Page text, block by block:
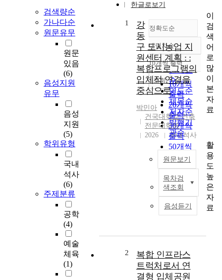
검색량순
가나다순
원문유무
원문
있음
(6)
음성지원
유무
음성
지원
(5)
학위유형
국내
석사
(6)
주제분류
공학
(4)
예술
체육
(1)
한글로보기
정확도순
정확도
순
인기도
순
연도순
제목순
저자순
발행기
관순
내림차순
내림차순
10개씩 출력
10개씩
출력
20개씩
출력
30개씩
출력
50개씩
출력
100개씩
출력
조회
1
강
동
구 도시농업 지
원센터 계획 : :
복합프로그램의
입체적 연결을
중심으로
박민아
건국대학교 건축
전문대학원
2026
국내석사
원문보기
목차검
색조회
음성듣기
2
복합 인프라스
트럭처로서 연
결형 입체공원
이
검
색
어
로
많
이
본
자
료
활
용
도
높
은
자
료